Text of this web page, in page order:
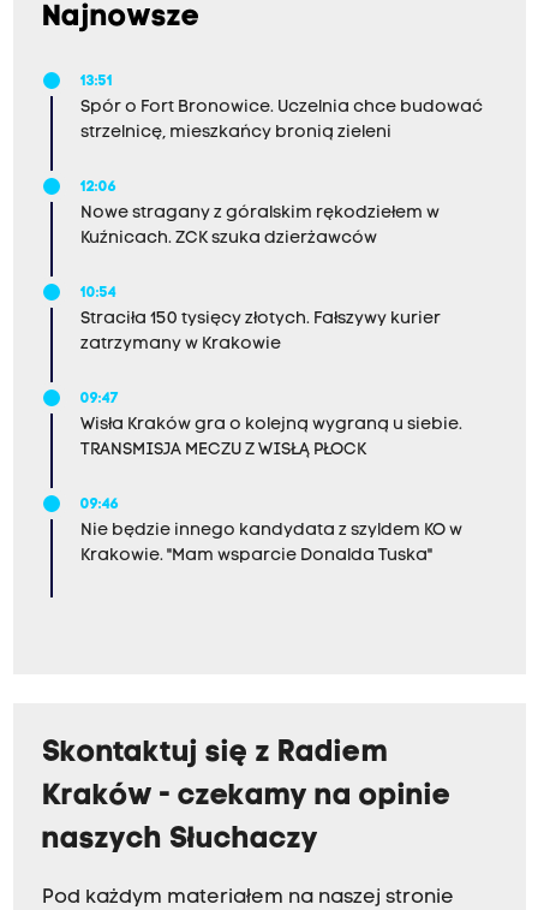
Najnowsze
13:51
Spór o Fort Bronowice. Uczelnia chce budować
strzelnicę, mieszkańcy bronią zieleni
12:06
Nowe stragany z góralskim rękodziełem w
Kuźnicach. ZCK szuka dzierżawców
10:54
Straciła 150 tysięcy złotych. Fałszywy kurier
zatrzymany w Krakowie
09:47
Wisła Kraków gra o kolejną wygraną u siebie.
TRANSMISJA MECZU Z WISŁĄ PŁOCK
09:46
Nie będzie innego kandydata z szyldem KO w
Krakowie. "Mam wsparcie Donalda Tuska"
Skontaktuj się z Radiem
Kraków - czekamy na opinie
naszych Słuchaczy
Pod każdym materiałem na naszej stronie